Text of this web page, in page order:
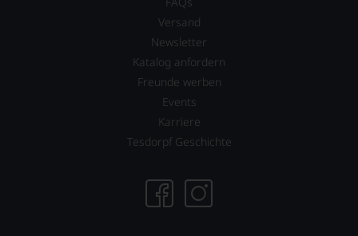
Versand
Newsletter
Katalog anfordern
Freunde werben
Events
Karriere
Tesdorpf Geschichte